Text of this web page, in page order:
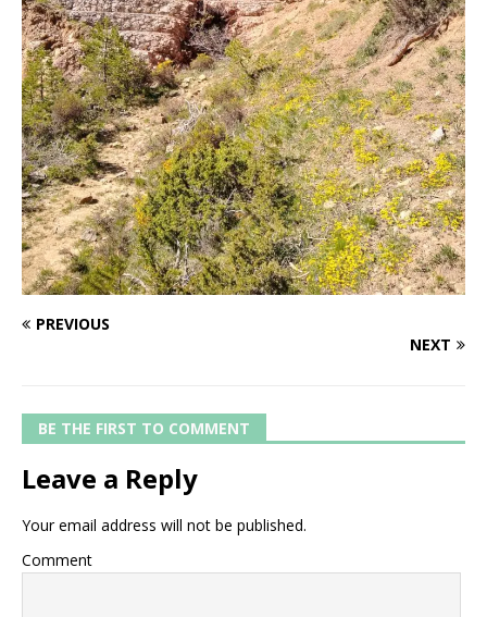
PREVIOUS
NEXT
BE THE FIRST TO COMMENT
Leave a Reply
Your email address will not be published.
Comment